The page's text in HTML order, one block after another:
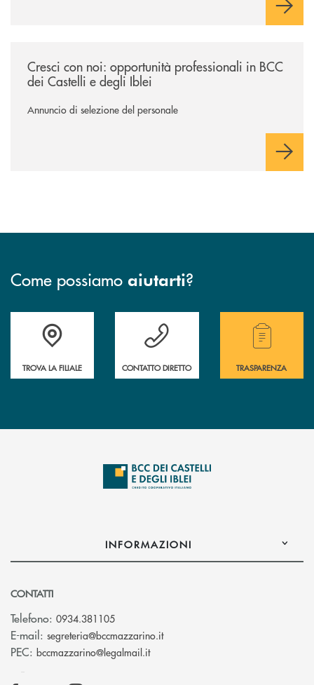
Cresci con noi: opportunità professionali in BCC
dei Castelli e degli Iblei
Annuncio di selezione del personale
Come possiamo aiutarti?
Accedi all' elenco completo delle filiali .
TROVA LA FILIALE
Hai bisogno di assistenza immediata?
CONTATTO DIRETTO
Hai bisogno di
TRASPARENZA
INFORMAZIONI
CONTATTI
Telefono: 0934.381105
E-mail: segreteria@bccmazzarino.it(si apre l’app di posta
PEC: bccmazzarino@legalmail.it(si apre l’app di posta elettronica)